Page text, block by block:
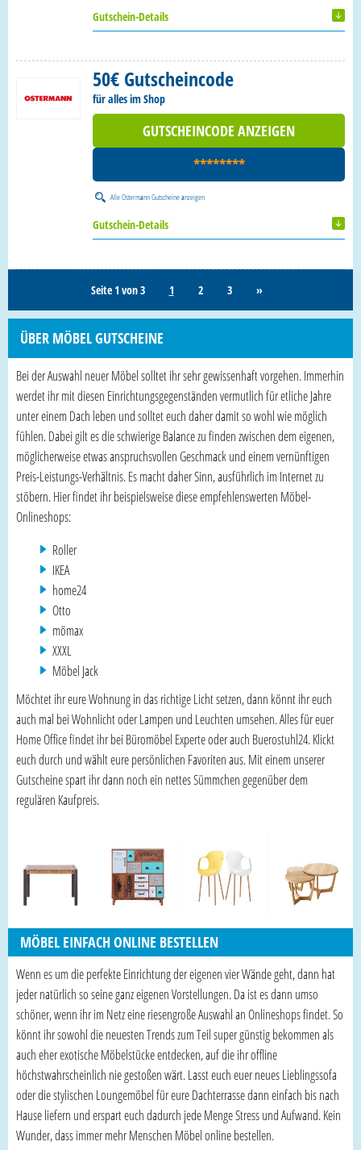
Gutschein-Details
50€ Gutscheincode
für alles im Shop
GUTSCHEINCODE ANZEIGEN
********
AlleOstermann Gutscheineanzeigen
Gutschein-Details
Seite 1 von 3 1 2 3 »
ÜBER MÖBEL GUTSCHEINE
Bei der Auswahl neuer Möbel solltet ihr sehr gewissenhaft vorgehen. Immerhin
werdet ihr mit diesen Einrichtungsgegenständen vermutlich für etliche Jahre
unter einem Dach leben und solltet euch daher damit so wohl wie möglich
fühlen. Dabei gilt es die schwierige Balance zu finden zwischen dem eigenen,
möglicherweise etwas anspruchsvollen Geschmack und einem vernünftigen
Preis-Leistungs-Verhältnis. Es macht daher Sinn, ausführlich im Internet zu
stöbern. Hier findet ihr beispielsweise diese empfehlenswerten Möbel-
Onlineshops:
Roller
IKEA
home24
Otto
mömax
XXXL
Möbel Jack
Möchtet ihr eure Wohnung in das richtige Licht setzen, dann könnt ihr euch
auch mal bei Wohnlicht oder Lampen und Leuchten umsehen. Alles für euer
Home Office findet ihr bei Büromöbel Experte oder auch Buerostuhl24. Klickt
euch durch und wählt eure persönlichen Favoriten aus. Mit einem unserer
Gutscheine spart ihr dann noch ein nettes Sümmchen gegenüber dem
regulären Kaufpreis.
MÖBEL EINFACH ONLINE BESTELLEN
Wenn es um die perfekte Einrichtung der eigenen vier Wände geht, dann hat
jeder natürlich so seine ganz eigenen Vorstellungen. Da ist es dann umso
schöner, wenn ihr im Netz eine riesengroße Auswahl an Onlineshops findet. So
könnt ihr sowohl die neuesten Trends zum Teil super günstig bekommen als
auch eher exotische Möbelstücke entdecken, auf die ihr offline
höchstwahrscheinlich nie gestoßen wärt. Lasst euch euer neues Lieblingssofa
oder die stylischen Loungemöbel für eure Dachterrasse dann einfach bis nach
Hause liefern und erspart euch dadurch jede Menge Stress und Aufwand. Kein
Wunder, dass immer mehr Menschen Möbel online bestellen.